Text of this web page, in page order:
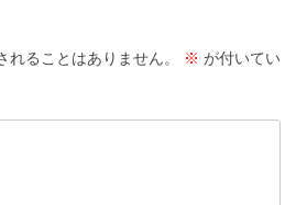
れることはありません。 ※ が付いてい